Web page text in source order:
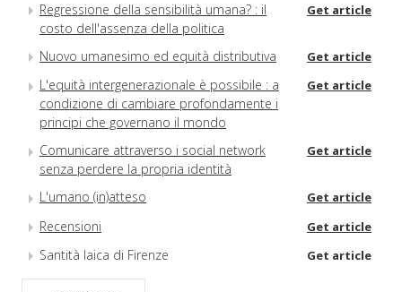
Regressione della sensibilità umana? : il
costo dell'assenza della politica
Get article
Nuovo umanesimo ed equità distributiva Get article
L'equità intergenerazionale è possibile : a
condizione di cambiare profondamente i
principi che governano il mondo
Get article
Comunicare attraverso i social network
senza perdere la propria identità
Get article
L'umano (in)atteso Get article
Recensioni Get article
Santità laica di Firenze Get article
Gli Autori di questo numero